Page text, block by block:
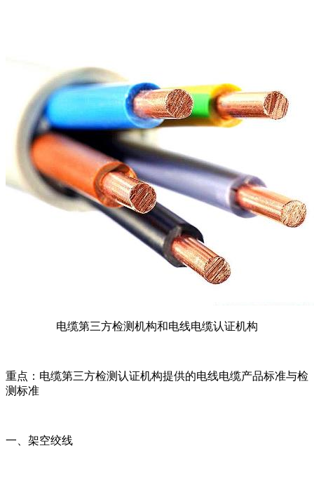
电缆第三方检测机构和电线电缆认证机构
重点：电缆第三方检测认证机构提供的电线电缆产品标准与检
测标准
一、架空绞线